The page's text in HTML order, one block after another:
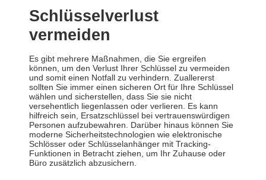
Schlüsselverlust
vermeiden
Es gibt mehrere Maßnahmen, die Sie ergreifen
können, um den Verlust Ihrer Schlüssel zu vermeiden
und somit einen Notfall zu verhindern. Zuallererst
sollten Sie immer einen sicheren Ort für Ihre Schlüssel
wählen und sicherstellen, dass Sie sie nicht
versehentlich liegenlassen oder verlieren. Es kann
hilfreich sein, Ersatzschlüssel bei vertrauenswürdigen
Personen aufzubewahren. Darüber hinaus können Sie
moderne Sicherheitstechnologien wie elektronische
Schlösser oder Schlüsselanhänger mit Tracking-
Funktionen in Betracht ziehen, um Ihr Zuhause oder
Büro zusätzlich abzusichern.